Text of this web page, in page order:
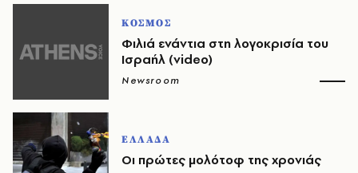
ΚΟΣΜΟΣ
Φιλιά ενάντια στη λογοκρισία του
Ισραήλ (video)
Newsroom
ΕΛΛΑΔΑ
Οι πρώτες μολότοφ της χρονιάς